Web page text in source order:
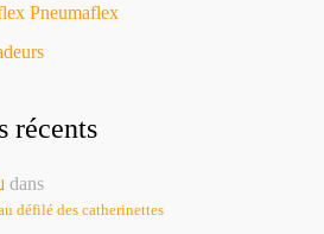
Pneumaflex
récents
dans
défilé des catherinettes